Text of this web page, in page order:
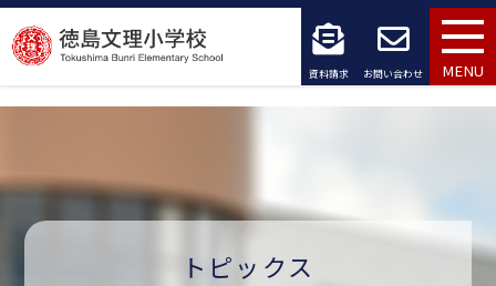
コ
ン
テ
ツ
資料請求 お問い合わせ MENU
トピックス